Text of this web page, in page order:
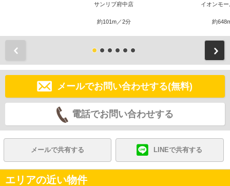
サンリブ府中店
約101m／2分
イオンモ
約
メールでお問い合わせする(無料)
電話でお問い合わせする
メールで共有する LINEで共有する
エリアの近い物件